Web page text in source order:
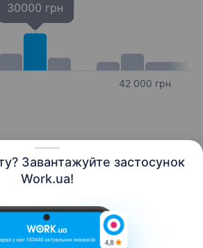
Завантажуйте застосунок
Work.ua!
30000 грн
42 000 грн